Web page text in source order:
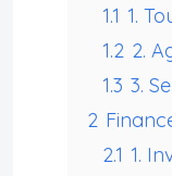
1.1 1.
1.2 2.
1.3 3.
2
2.1 1.